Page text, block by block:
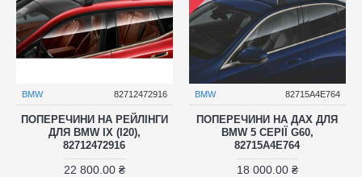
BMW 82712472916
ПОПЕРЕЧИНИ НА РЕЙЛІНГИ
ДЛЯ BMW IX (I20),
82712472916
22 800.00 ₴
BMW 82715A4E764
ПОПЕРЕЧИНИ НА ДАХ ДЛЯ
BMW 5 СЕРІЇ G60,
82715A4E764
18 000.00 ₴